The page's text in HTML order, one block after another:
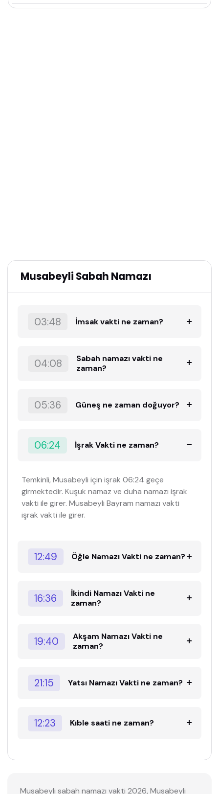
Musabeyli Sabah Namazı
03:48 İmsak vakti ne zaman?
04:08
Sabah namazı vakti ne
zaman?
05:36 Güneş ne zaman doğuyor?
06:24 İşrak Vakti ne zaman?
Temkinli, Musabeyli için işrak 06:24 geçe
girmektedir. Kuşuk namaz ve duha namazı işrak
vakti ile girer. Musabeyli Bayram namazı vakti
işrak vakti ile girer.
12:49 Öğle Namazı Vakti ne zaman?
16:36
İkindi Namazı Vakti ne
zaman?
19:40
Akşam Namazı Vakti ne
zaman?
21:15 Yatsı Namazı Vakti ne zaman?
12:23 Kıble saati ne zaman?
Musabeyli sabah namazı vakti 2026, Musabeyli